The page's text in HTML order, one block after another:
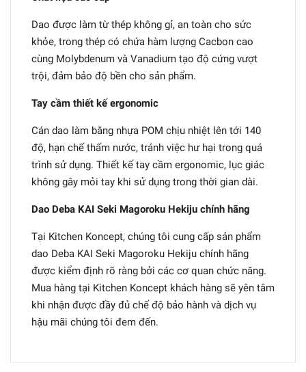
Dao được làm từ thép không gỉ, an toàn cho sức
khỏe, trong thép có chứa hàm lượng Cacbon cao
cùng Molybdenum và Vanadium tạo độ cứng vượt
trội, đảm bảo độ bền cho sản phẩm.
Tay cầm thiết kế ergonomic
Cán dao làm bằng nhựa POM chịu nhiệt lên tới 140
độ, hạn chế thấm nước, tránh việc hư hại trong quá
trình sử dụng. Thiết kế tay cầm ergonomic, lục giác
không gây mỏi tay khi sử dụng trong thời gian dài.
Dao Deba KAI Seki Magoroku Hekiju chính hãng
Tại Kitchen Koncept, chúng tôi cung cấp sản phẩm
dao Deba KAI Seki Magoroku Hekiju chính hãng
được kiểm định rõ ràng bởi các cơ quan chức năng.
Mua hàng tại Kitchen Koncept khách hàng sẽ yên tâm
khi nhận được đầy đủ chế độ bảo hành và dịch vụ
hậu mãi chúng tôi đem đến.